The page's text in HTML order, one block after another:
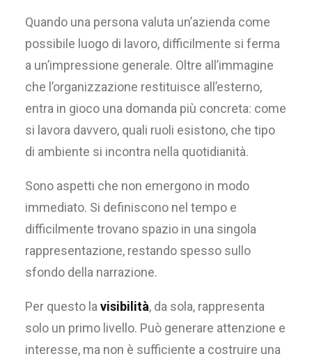
Quando una persona valuta un’azienda come
possibile luogo di lavoro, difficilmente si ferma
a un’impressione generale. Oltre all’immagine
che l’organizzazione restituisce all’esterno,
entra in gioco una domanda più concreta: come
si lavora davvero, quali ruoli esistono, che tipo
di ambiente si incontra nella quotidianità.
Sono aspetti che non emergono in modo
immediato. Si definiscono nel tempo e
difficilmente trovano spazio in una singola
rappresentazione, restando spesso sullo
sfondo della narrazione.
Per questo la visibilità, da sola, rappresenta
solo un primo livello. Può generare attenzione e
interesse, ma non è sufficiente a costruire una